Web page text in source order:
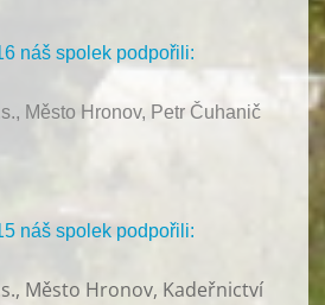
náš spolek podpořili:
Město Hronov, Petr Čuhanič
náš spolek podpořili:
Město Hronov, Kadeřnictví